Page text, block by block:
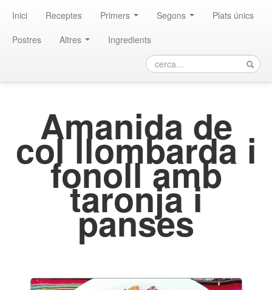
Inici Receptes Primers Segons
Plats únics
Postres
Altres Ingredients
Amanida de
col llombarda i
fonoll amb
taronja i
panses